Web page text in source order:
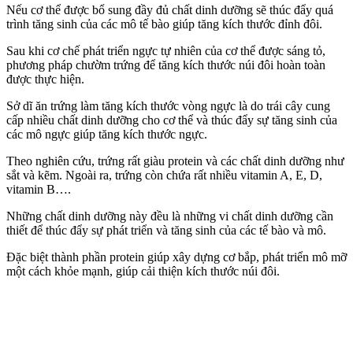
Nếu cơ thể được bổ sung đầy đủ chất dinh dưỡng sẽ thúc đẩy quá
trình tăng sinh của các mô tế bào giúp tăng kích thước đỉnh đôi.
Sau khi cơ chế phát triển ngực tự nhiên của cơ thể được sáng tỏ,
phương pháp chườm trứng để tăng kích thước núi đôi hoàn toàn
được thực hiện.
Sở dĩ ăn trứng làm tăng kích thước vòng ngực là do trái cây cung
cấp nhiều chất dinh dưỡng cho cơ thể và thúc đẩy sự tăng sinh của
các mô ngực giúp tăng kích thước ngực.
Theo nghiên cứu, trứng rất giàu protein và các chất dinh dưỡng như
sắt và kẽm. Ngoài ra, trứng còn chứa rất nhiều vitamin A, E, D,
vitamin B….
Những chất dinh dưỡng này đều là những vi chất dinh dưỡng cần
thiết để thúc đẩy sự phát triển và tăng sinh của các tế bào và mô.
Đặc biệt thành phần protein giúp xây dựng cơ bắp, phát triển mô mỡ
một cách khỏe mạnh, giúp cải thiện kích thước núi đôi.